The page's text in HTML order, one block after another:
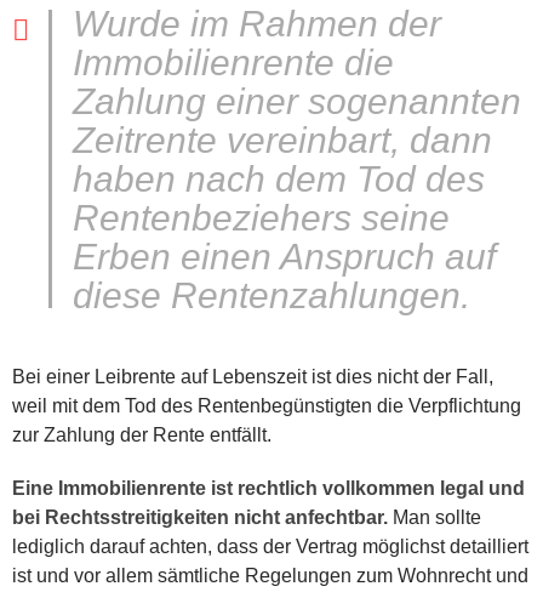
Wurde im Rahmen der
Immobilienrente die
Zahlung einer sogenannten
Zeitrente vereinbart, dann
haben nach dem Tod des
Rentenbeziehers seine
Erben einen Anspruch auf
diese Rentenzahlungen.
Bei einer Leibrente auf Lebenszeit ist dies nicht der Fall,
weil mit dem Tod des Rentenbegünstigten die Verpflichtung
zur Zahlung der Rente entfällt.
Eine Immobilienrente ist rechtlich vollkommen legal und
bei Rechtsstreitigkeiten nicht anfechtbar. Man sollte
lediglich darauf achten, dass der Vertrag möglichst detailliert
ist und vor allem sämtliche Regelungen zum Wohnrecht und